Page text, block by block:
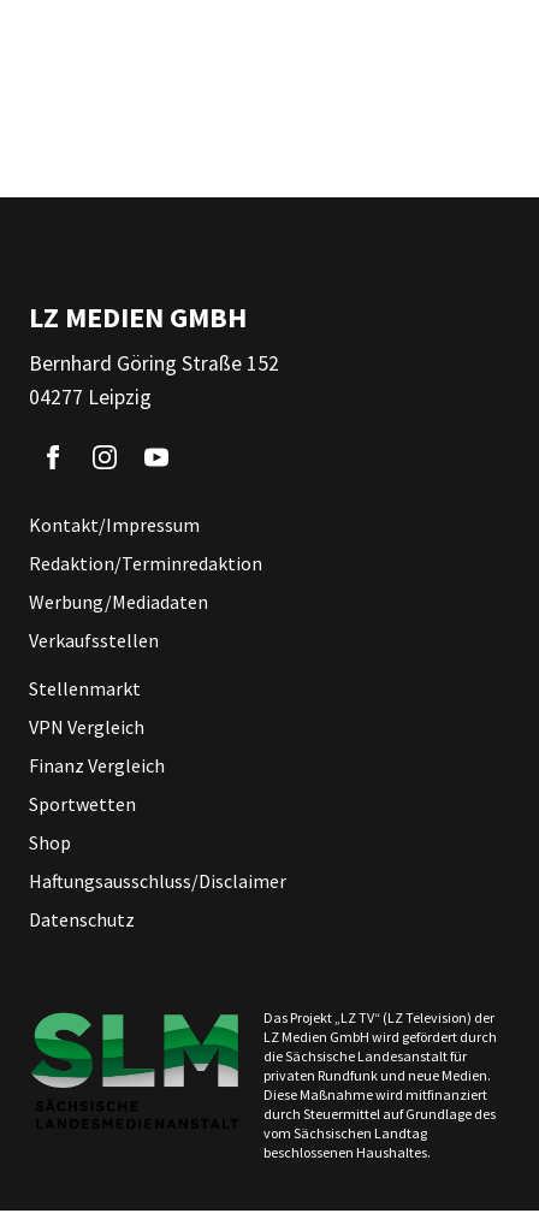
LZ MEDIEN GMBH
Bernhard Göring Straße 152
04277 Leipzig
Kontakt/Impressum
Redaktion/Terminredaktion
Werbung/Mediadaten
Verkaufsstellen
Stellenmarkt
VPN Vergleich
Finanz Vergleich
Sportwetten
Shop
Haftungsausschluss/Disclaimer
Datenschutz
Das Projekt „LZ TV“ (LZ Television) der
LZ Medien GmbH wird gefördert durch
die Sächsische Landesanstalt für
privaten Rundfunk und neue Medien.
Diese Maßnahme wird mitfinanziert
durch Steuermittel auf Grundlage des
vom Sächsischen Landtag
beschlossenen Haushaltes.